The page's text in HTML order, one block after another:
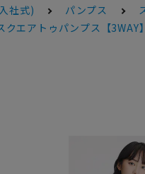
社式) パンプス
クエアトゥパンプス【3WAY